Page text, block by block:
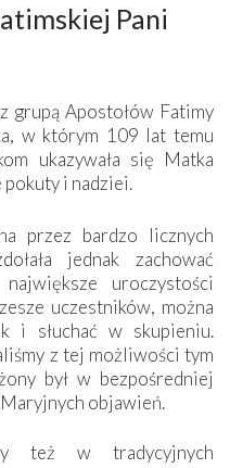
Pani
grupą Apostołów Fatimy
w którym 109 lat temu
ukazywała się Matka
pokuty i nadziei.
przez bardzo licznych
jednak zachować
uroczystości
uczestników, można
i słuchać w skupieniu.
z tej możliwości tym
był w bezpośredniej
objawień.
też w tradycyjnych